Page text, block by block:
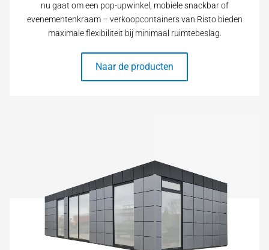
nu gaat om een pop-upwinkel, mobiele snackbar of
evenementenkraam – verkoopcontainers van Risto bieden
maximale flexibiliteit bij minimaal ruimtebeslag.
Naar de producten